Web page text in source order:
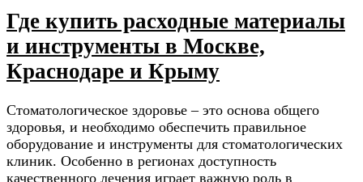
Где купить расходные материалы
и инструменты в Москве,
Краснодаре и Крыму
Стоматологическое здоровье – это основа общего
здоровья, и необходимо обеспечить правильное
оборудование и инструменты для стоматологических
клиник. Особенно в регионах доступность
качественного лечения играет важную роль в